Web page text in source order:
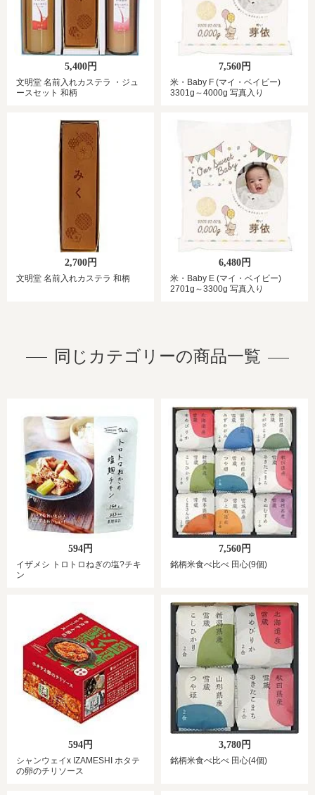
5,400円
文明堂 名前入れカステラ ・ジュ
ースセット 和柄
7,560円
米・Baby F (マイ・ベイビー)
3301g～4000g 写真入り
2,700円
文明堂 名前入れカステラ 和柄
6,480円
米・Baby E (マイ・ベイビー)
2701g～3300g 写真入り
同じカテゴリーの商品一覧
594円
イザメシ トロトロねぎの塩?チキ
ン
7,560円
銘柄米食べ比べ 田心(9個)
594円
シャンウェイx IZAMESHI ホタテ
の卵のチリソース
3,780円
銘柄米食べ比べ 田心(4個)